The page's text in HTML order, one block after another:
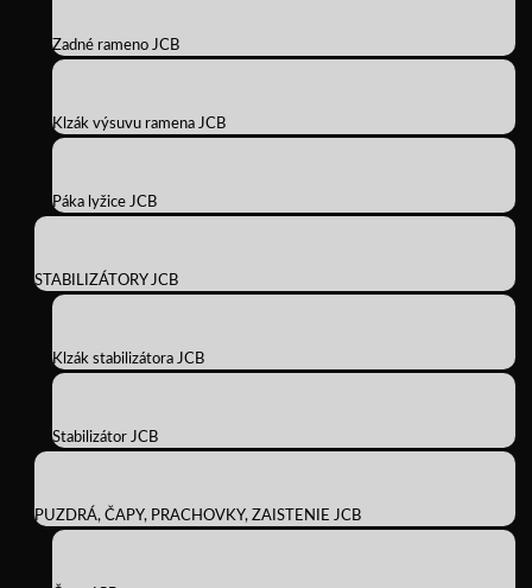
Zadné rameno JCB
Klzák výsuvu ramena JCB
Páka lyžice JCB
STABILIZÁTORY JCB
Klzák stabilizátora JCB
Stabilizátor JCB
PUZDRÁ, ČAPY, PRACHOVKY, ZAISTENIE JCB